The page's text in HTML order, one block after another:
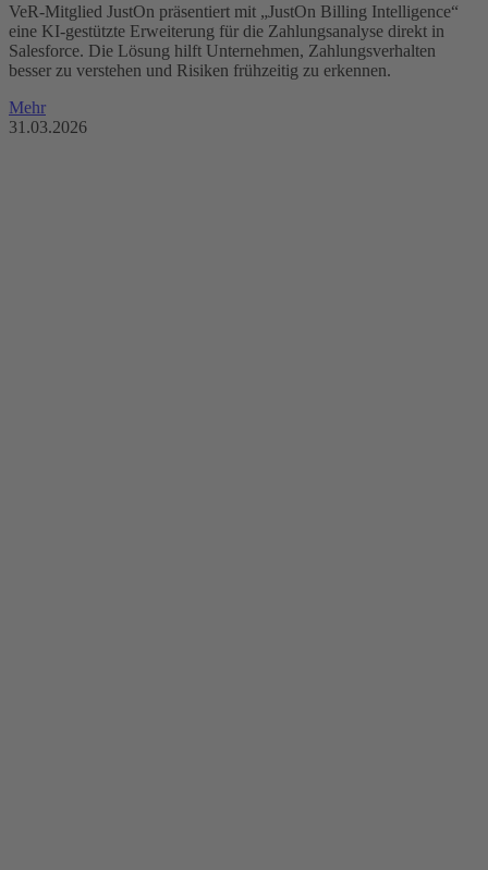
VeR-Mitglied JustOn präsentiert mit „JustOn Billing Intelligence“
eine KI-gestützte Erweiterung für die Zahlungsanalyse direkt in
Salesforce. Die Lösung hilft Unternehmen, Zahlungsverhalten
besser zu verstehen und Risiken frühzeitig zu erkennen.
Mehr
31.03.2026